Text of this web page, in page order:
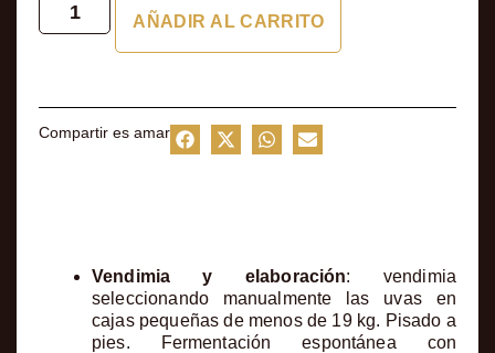
AÑADIR AL CARRITO
Compartir es amar
Vendimia y elaboración: vendimia
seleccionando manualmente las uvas en
cajas pequeñas de menos de 19 kg. Pisado a
pies. Fermentación espontánea con